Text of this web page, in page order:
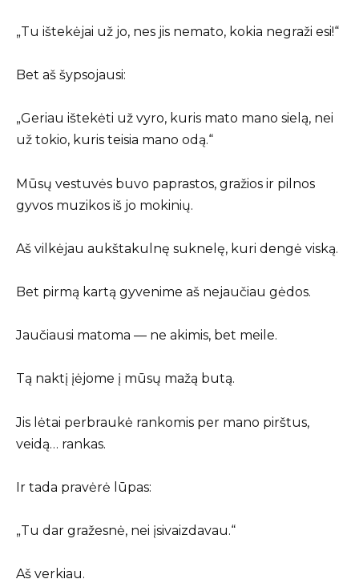
„Tu ištekėjai už jo, nes jis nemato, kokia negraži esi!“
Bet aš šypsojausi:
„Geriau ištekėti už vyro, kuris mato mano sielą, nei
už tokio, kuris teisia mano odą.“
Mūsų vestuvės buvo paprastos, gražios ir pilnos
gyvos muzikos iš jo mokinių.
Aš vilkėjau aukštakulnę suknelę, kuri dengė viską.
Bet pirmą kartą gyvenime aš nejaučiau gėdos.
Jaučiausi matoma — ne akimis, bet meile.
Tą naktį įėjome į mūsų mažą butą.
Jis lėtai perbraukė rankomis per mano pirštus,
veidą… rankas.
Ir tada pravėrė lūpas:
„Tu dar gražesnė, nei įsivaizdavau.“
Aš verkiau.